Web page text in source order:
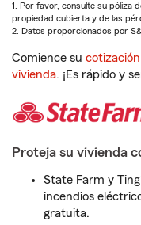
1. Por favor, consulte su póliza
propiedad cubierta y de las
2. Datos proporcionados por
Comience su
vivienda. ¡Es rápido y
Proteja su vivienda
State Farm y
incendios
gratuita.